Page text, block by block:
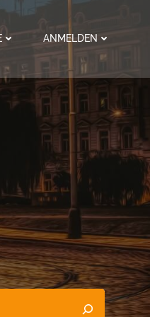
ANMELDEN